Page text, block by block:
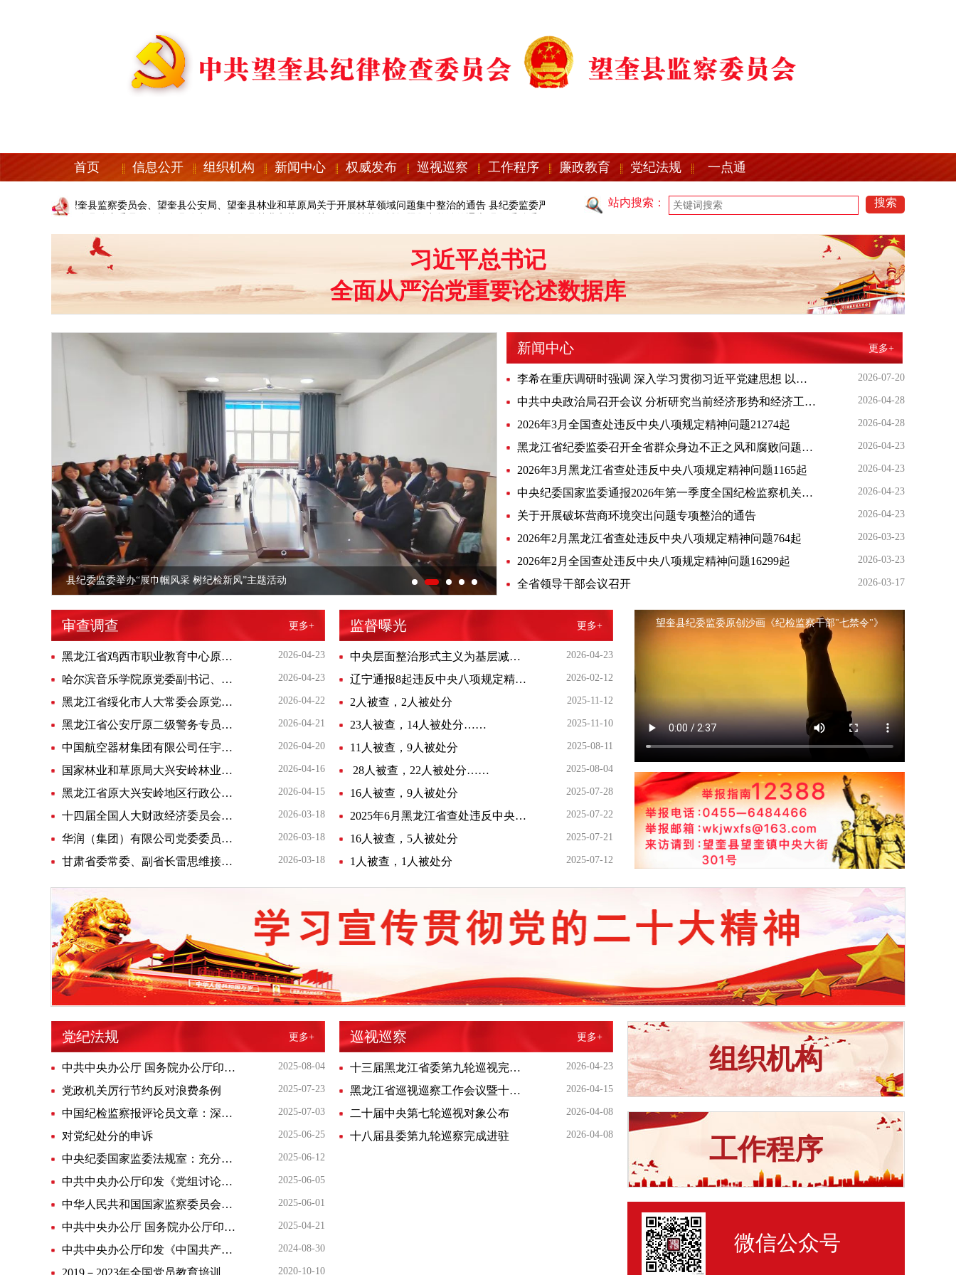
首页 信息公开 组织机构 新闻中心 权威发布 巡视巡察 工作程序 廉政教育 党纪法规 一点通
纪委机关、望奎县监察委员会、望奎县公安局、望奎县林业和草原局关于开展林草领域问题集中整治的通告 县纪委监委严明“五一”期间有关纪律要求 望奎县2021年公开招聘县纪委监委所属事业单位工作人员公告
纪委机关、望奎县监察委员会、望奎县公安局、望奎县林业和草原局关于开展林草领域问题集中整治的通告
望奎县2021年公开招聘县纪委监委所属事业单位工作人员公告
站内搜索： 搜索
习近平总书记
全面从严治党重要论述数据库
压实责任凝聚合力，为高标准农田建设“把脉问诊”
“七一”主题党日活动｜赓续红色血脉 筑牢忠诚之基
县纪委监委举办“展巾帼风采 树纪检新风”主题活动
监督下沉护春耕，不误农时不负春
织密校园周边监督网，严纪护航“食”“购”青春路
压实责任凝聚合力，为高标准农田建设“把脉问诊”
“七一”主题党日活动｜赓续红色血脉 筑牢忠诚之基
新闻中心 更多+
李希在重庆调研时强调 深入学习贯彻习近平党建思想 以更高标准更实举措做好纪检监察各项工作 2026-07-20
中共中央政治局召开会议 分析研究当前经济形势和经济工作 中共中央总书记习近平主持会议 2026-04-28
2026年3月全国查处违反中央八项规定精神问题21274起 2026-04-28
黑龙江省纪委监委召开全省群众身边不正之风和腐败问题集中整治工作调度会 2026-04-23
2026年3月黑龙江省查处违反中央八项规定精神问题1165起 2026-04-23
中央纪委国家监委通报2026年第一季度全国纪检监察机关监督检查审查调查情况 2026-04-23
关于开展破坏营商环境突出问题专项整治的通告 2026-04-23
2026年2月黑龙江省查处违反中央八项规定精神问题764起 2026-03-23
2026年2月全国查处违反中央八项规定精神问题16299起 2026-03-23
全省领导干部会议召开 2026-03-17
审查调查 更多+
黑龙江省鸡西市职业教育中心原党委书记、校长王启航接受纪律审查和监察调查 2026-04-23
哈尔滨音乐学院原党委副书记、工会主席刘东兴严重违纪违法被开除党籍和公职 2026-04-23
黑龙江省绥化市人大常委会原党组书记、主任李元学严重违纪违法被开除党籍和公职 2026-04-22
黑龙江省公安厅原二级警务专员史衍芳接受纪律审查和监察调查 2026-04-21
中国航空器材集团有限公司任宇、赵保辉等政绩观扭曲错位、欺瞒组织、侵害群众利益等问题被公开通报 2026-04-20
国家林业和草原局大兴安岭林业集团公司原党委副书记、总经理李军接受纪律审查和监察调查 2026-04-16
黑龙江省原大兴安岭地区行政公署农业委员会主任臧士富主动投案接受审查调查 2026-04-15
十四届全国人大财政经济委员会副主任委员易炼红接受中央纪委国家监委纪律审查和监察调查 2026-03-18
华润（集团）有限公司党委委员、副总经理韩嵩接受中央纪委国家监委纪律审查和监察调查 2026-03-18
甘肃省委常委、副省长雷思维接受中央纪委国家监委纪律审查和监察调查 2026-03-18
监督曝光 更多+
中央层面整治形式主义为基层减负专项工作机制办公室 中央纪委办公厅公开通报4起整治形式主义为基层减负典型问题 2026-04-23
辽宁通报8起违反中央八项规定精神问题 2026-02-12
2人被查，2人被处分 2025-11-12
23人被查，14人被处分…… 2025-11-10
11人被查，9人被处分 2025-08-11
​ 28人被查，22人被处分…… 2025-08-04
16人被查，9人被处分 2025-07-28
2025年6月黑龙江省查处违反中央八项规定精神问题947起 2025-07-22
16人被查，5人被处分 2025-07-21
1人被查，1人被处分 2025-07-12
望奎县纪委监委原创沙画《纪检监察干部"七禁令"》
党纪法规 更多+
中共中央办公厅 国务院办公厅印发《地方党政领导干部生态环境保护责任制规定（试行）》 2025-08-04
党政机关厉行节约反对浪费条例 2025-07-23
中国纪检监察报评论员文章：深入贯彻执行监察法律法规 全面提升纪检监察工作规范化法治化正规化水平 2025-07-03
对党纪处分的申诉 2025-06-25
中央纪委国家监委法规室：充分发挥监察法规的制度效能 推进监察工作规范化法治化正规化建设 2025-06-12
中共中央办公厅印发《党组讨论和决定党员处分事项工作程序规定》 2025-06-05
中华人民共和国国家监察委员会公告（第2号） 2025-06-01
中共中央办公厅 国务院办公厅印发《农村基层干部廉洁履行职责规定》 2025-04-21
中共中央办公厅印发《中国共产党不合格党员组织处置办法》 2024-08-30
2020-10-10
巡视巡察 更多+
十三届黑龙江省委第九轮巡视完成进驻（附组长名单、联系方式） 2026-04-23
黑龙江省巡视巡察工作会议暨十三届省委第九、十轮巡视动员部署会召开 第九轮巡视对象公布 2026-04-15
二十届中央第七轮巡视对象公布 2026-04-08
十八届县委第九轮巡察完成进驻 2026-04-08
组织机构
工作程序
微信公众号